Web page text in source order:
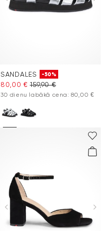
SANDALES -50%
80,00 € 159,90 €
30 dienu labākā cena: 80,00 €